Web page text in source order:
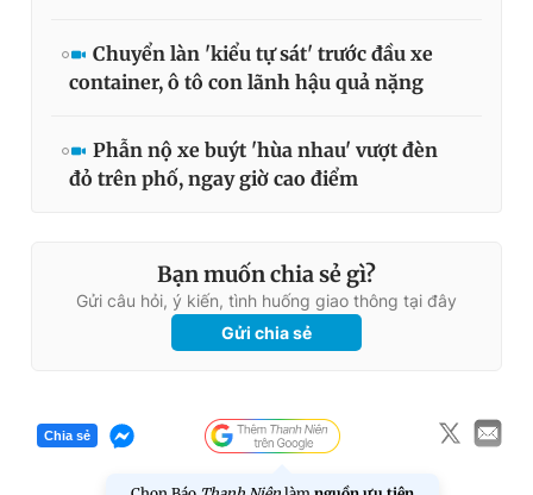
Chuyển làn 'kiểu tự sát' trước đầu xe
container, ô tô con lãnh hậu quả nặng
Phẫn nộ xe buýt 'hùa nhau' vượt đèn
đỏ trên phố, ngay giờ cao điểm
Bạn muốn chia sẻ gì?
Gửi câu hỏi, ý kiến, tình huống giao thông tại đây
Gửi chia sẻ
Chia sẻ